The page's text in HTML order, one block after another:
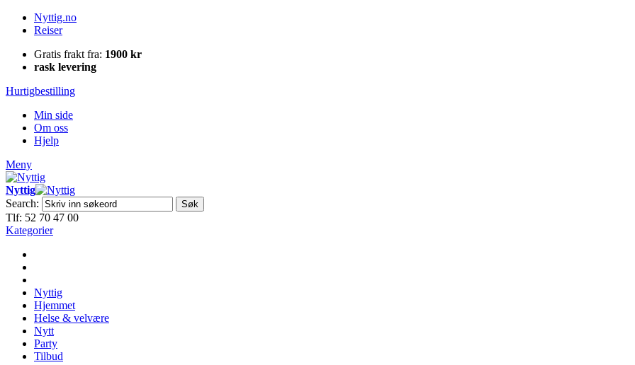
Nyttig.no
Reiser
Gratis frakt fra: 1900 kr
rask levering
Hurtigbestilling
Min side
Om oss
Hjelp
Meny
Nyttig
Search:
Søk
Tlf: 52 70 47 00
Kategorier
Nyttig
Hjemmet
Helse & velvære
Nytt
Party
Tilbud